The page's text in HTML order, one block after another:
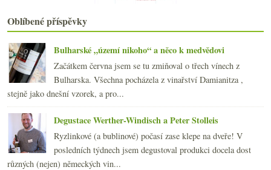
Výsledky ankety „Již jsem pil(a) víno…“
Směr Skotsko, kupředu pravá
Bordeaux 2008, Parker, zodpovědnost a tak vůbec
Průlet Alsaskem s vinařstvím Gustave Lorentz
Na kopci a v Bugsy’s baru
dubna
března
►února(20)
►ledna (20)
►2008(270)
►2007(108)
Oblíbené příspěvky
Bulharské „území nikoho“ a něco k medvědovi
Začátkem června jsem se tu zmiňoval o třech vínech z
Bulharska. Všechna pocházela z vinařství Damianitza ,
stejně jako dnešní vzorek, a pro...
Degustace Werther-Windisch a Peter Stolleis
Ryzlinkové (a bublinové) počasí zase klepe na dveře! V
posledních týdnech jsem degustoval produkci docela dost
různých (nejen) německých vin...